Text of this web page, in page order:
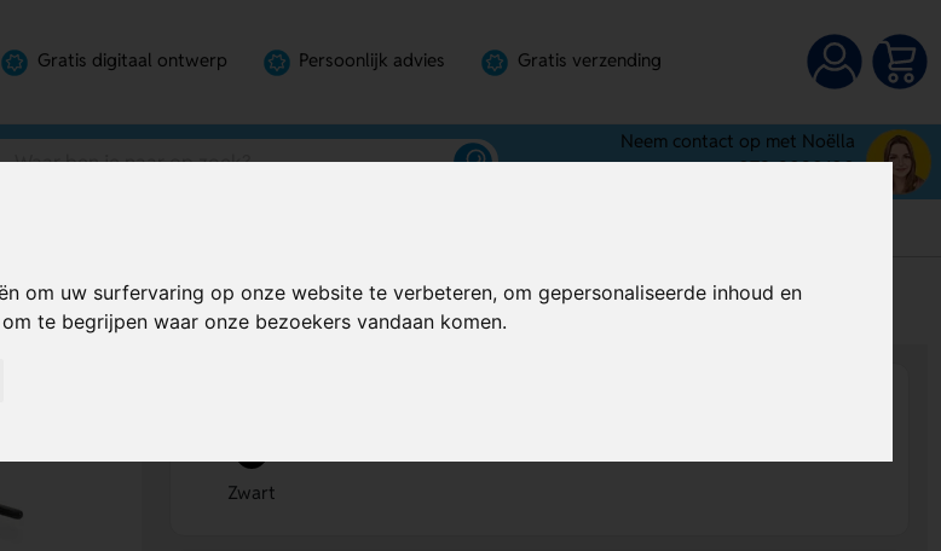
om uw surfervaring op onze website te verbeteren, om gepersonaliseerde inhoud en
te begrijpen waar onze bezoekers vandaan komen.
Gratis digitaal ontwerp Persoonlijk advies Gratis verzending
Neem contact op met Noëlla
072-3030100
Bereken mijn prijs Al vanaf€ 4,20 per stuk (excl. BTW)
Zwart